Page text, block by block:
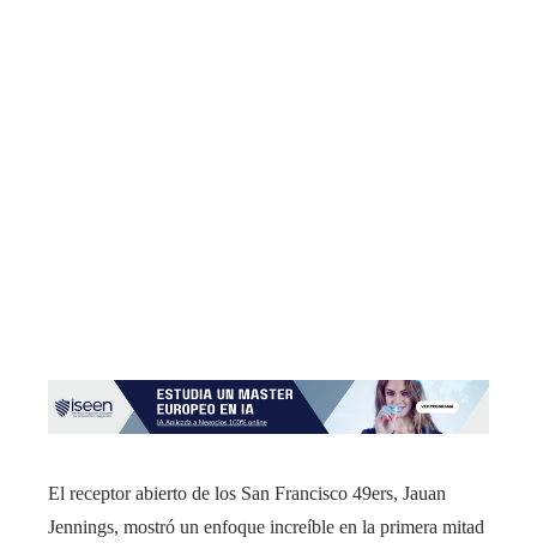
El receptor abierto de los San Francisco 49ers, Jauan
Jennings, mostró un enfoque increíble en la primera mitad